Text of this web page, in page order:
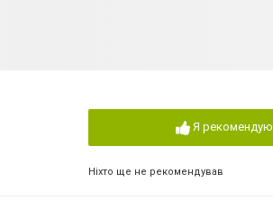
Я рекомендую
Ніхто ще не рекомендував